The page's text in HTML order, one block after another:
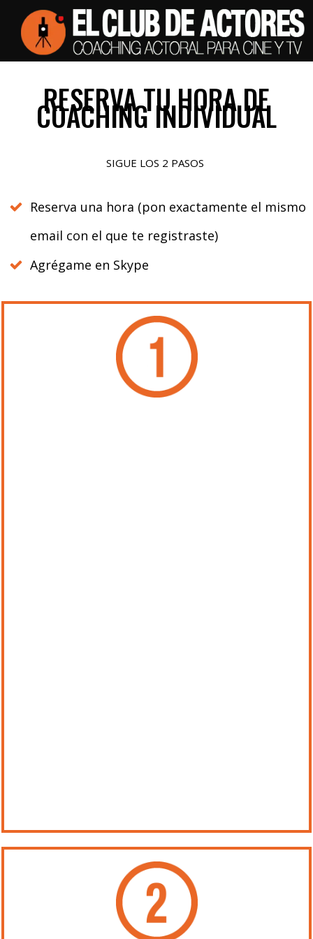
RESERVA TU HORA DE
COACHING INDIVIDUAL
SIGUE LOS 2 PASOS
Reserva una hora (pon exactamente el mismo
email con el que te registraste)
Agrégame en Skype